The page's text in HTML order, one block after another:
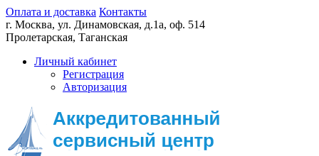
Оплата и доставка Контакты
г. Москва, ул. Динамовская, д.1а, оф. 514
Пролетарская, Таганская
Личный кабинет
Регистрация
Авторизация